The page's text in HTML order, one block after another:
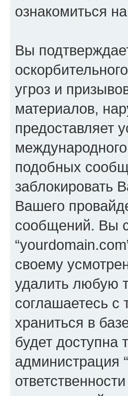
ознакомиться на
Вы
угроз и
материалов,
предоставляет
подобных
заблокировать
Вашего
сообщений. Вы
своему
удалить любую
соглашаетесь
храниться в
будет доступна
администрация